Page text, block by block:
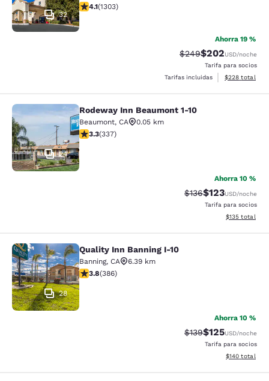
32
calificación de 4.07 estrellas. Muy bueno. 1303
4.1(1303)
Ahorra 19 %
Precio tachado:
$249Precio con
$202USD/noche
Tarifa para socios
Tarifas incluidas
Ver detalles
$228 total
Rodeway Inn Beaumont 1-10
24
Rodeway Inn Beaumont 1-10
Beaumont, CA
0.05 km
calificación de 3.26 estrellas. Bueno. 337 reseñas
3.3(337)
Ahorra 10 %
Precio tachado:
$136Precio con
$123USD/noche
Tarifa para socios
Ver detalles
$135 total
Quality Inn Banning I-10
28
Quality Inn Banning I-10
Banning, CA
6.39 km
calificación de 3.81 estrellas. Bueno. 386 reseñas
3.8(386)
Ahorra 10 %
Precio tachado:
$139Precio con
$125USD/noche
Tarifa para socios
Ver detalles
$140 total